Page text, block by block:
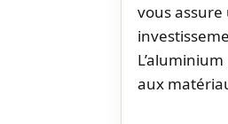
vous
aux